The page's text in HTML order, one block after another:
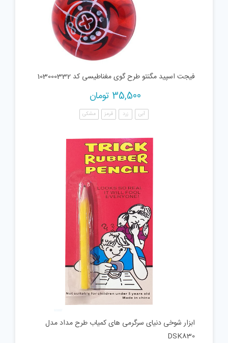
فیجت اسپید مگنتو طرح گوی مغناطیسی کد 103000332
35,500 تومان
آبی زرد قرمز مشکی
ابزار شوخی دنیای سرگرمی های کمیاب طرح مداد مدل
DSK830